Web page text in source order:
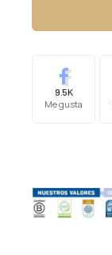
9.5K
Me gusta